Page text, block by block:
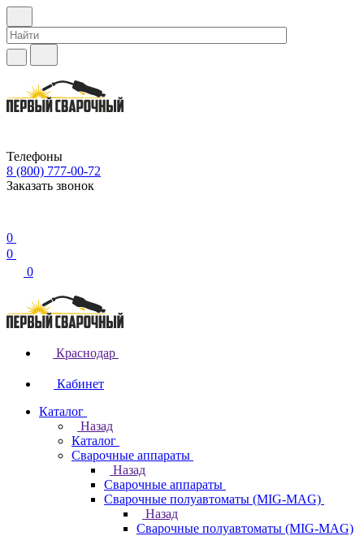
Телефоны
8 (800) 777-00-72
Заказать звонок
0
0
0
Краснодар
Кабинет
Каталог
Назад
Каталог
Сварочные аппараты
Назад
Сварочные аппараты
Сварочные полуавтоматы (MIG-MAG)
Назад
Сварочные полуавтоматы (MIG-MAG)